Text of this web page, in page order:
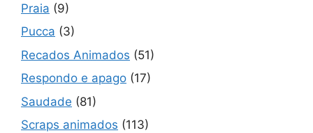
Praia (9)
Pucca (3)
Recados Animados (51)
Respondo e apago (17)
Saudade (81)
Scraps animados (113)